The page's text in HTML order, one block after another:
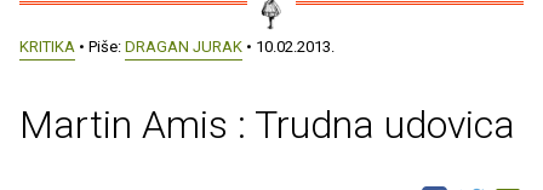
KRITIKA • Piše: DRAGAN JURAK • 10.02.2013.
Martin Amis : Trudna udovica